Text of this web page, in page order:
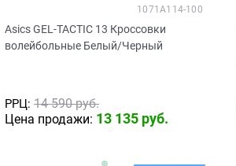
Asics GEL-TACTIC 13 Кроссовки
волейбольные Белый/Черный
1071A114-100
РРЦ: 14 590 руб.
Цена продажи: 13 135 руб.